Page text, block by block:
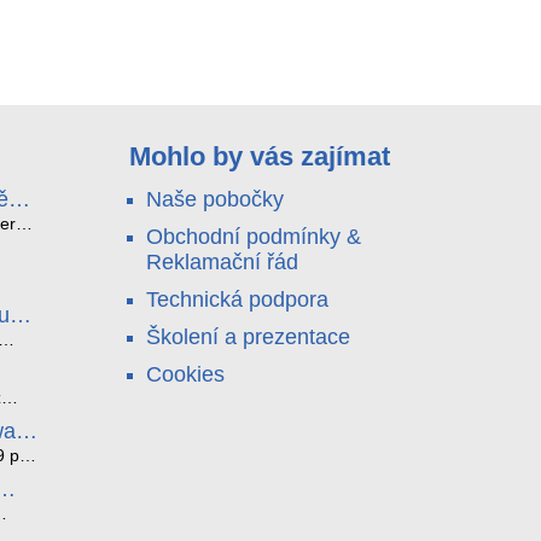
a
a
ze
Mohlo by vás zajímat
Naše pobočky
Obchodní podmínky &
Reklamační řád
Technická podpora
Školení a prezentace
Cookies